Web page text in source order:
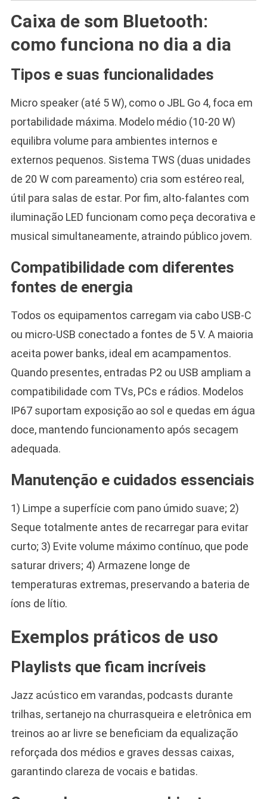
Caixa de som Bluetooth:
como funciona no dia a dia
Tipos e suas funcionalidades
Micro speaker (até 5 W), como o JBL Go 4, foca em
portabilidade máxima. Modelo médio (10-20 W)
equilibra volume para ambientes internos e
externos pequenos. Sistema TWS (duas unidades
de 20 W com pareamento) cria som estéreo real,
útil para salas de estar. Por fim, alto-falantes com
iluminação LED funcionam como peça decorativa e
musical simultaneamente, atraindo público jovem.
Compatibilidade com diferentes
fontes de energia
Todos os equipamentos carregam via cabo USB-C
ou micro-USB conectado a fontes de 5 V. A maioria
aceita power banks, ideal em acampamentos.
Quando presentes, entradas P2 ou USB ampliam a
compatibilidade com TVs, PCs e rádios. Modelos
IP67 suportam exposição ao sol e quedas em água
doce, mantendo funcionamento após secagem
adequada.
Manutenção e cuidados essenciais
1) Limpe a superfície com pano úmido suave; 2)
Seque totalmente antes de recarregar para evitar
curto; 3) Evite volume máximo contínuo, que pode
saturar drivers; 4) Armazene longe de
temperaturas extremas, preservando a bateria de
íons de lítio.
Exemplos práticos de uso
Playlists que ficam incríveis
Jazz acústico em varandas, podcasts durante
trilhas, sertanejo na churrasqueira e eletrônica em
treinos ao ar livre se beneficiam da equalização
reforçada dos médios e graves dessas caixas,
garantindo clareza de vocais e batidas.